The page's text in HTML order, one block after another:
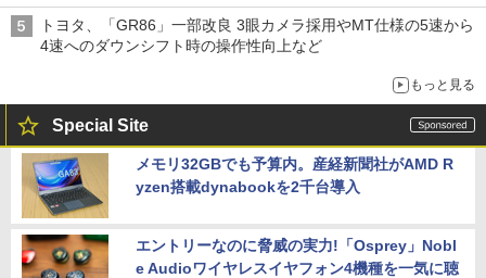
トヨタ、「GR86」一部改良 3眼カメラ採用やMT仕様の5速から
4速へのダウンシフト時の操作性向上など
もっと見る
Special Site
メモリ32GBでも予算内。産経新聞社がAMD R
yzen搭載dynabookを2千台導入
エントリーなのに脅威の実力!「Osprey」Nobl
e Audioワイヤレスイヤフォン4機種を一気に聴